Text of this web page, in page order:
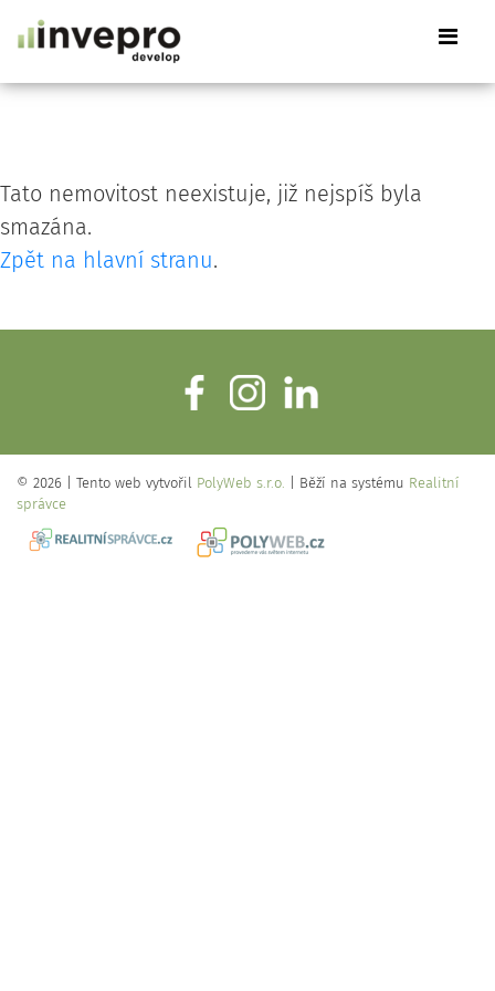
Tato nemovitost neexistuje, již nejspíš byla
smazána.
Zpět na hlavní stranu.
© 2026 | Tento web vytvořil PolyWeb s.r.o. | Běží na systému Realitní
správce